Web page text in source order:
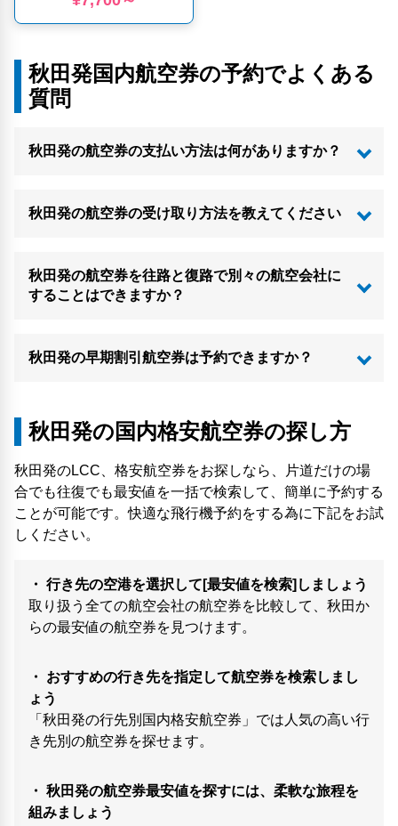
秋田発国内航空券の予約でよくある
質問
秋田発の航空券の支払い方法は何がありますか？
秋田発の航空券の受け取り方法を教えてください
秋田発の航空券を往路と復路で別々の航空会社に
することはできますか？
秋田発の早期割引航空券は予約できますか？
秋田発の国内格安航空券の探し方
秋田発のLCC、格安航空券をお探しなら、片道だけの場
合でも往復でも最安値を一括で検索して、簡単に予約する
ことが可能です。快適な飛行機予約をする為に下記をお試
しください。
・ 行き先の空港を選択して[最安値を検索]しましょう
取り扱う全ての航空会社の航空券を比較して、秋田か
らの最安値の航空券を見つけます。
・ おすすめの行き先を指定して航空券を検索しまし
ょう
「秋田発の行先別国内格安航空券」では人気の高い行
き先別の航空券を探せます。
・ 秋田発の航空券最安値を探すには、柔軟な旅程を
組みましょう